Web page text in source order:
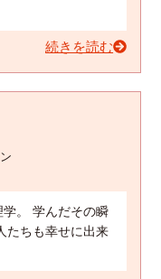
続きを読む
。 学んだその瞬
たちも幸せに出来